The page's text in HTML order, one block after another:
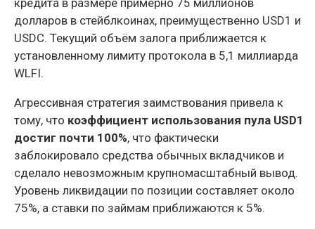
долларов в стейблкоинах, преимущественно USD1 и
USDC. Текущий объём залога приближается к
установленному лимиту протокола в 5,1 миллиарда
WLFI.
Агрессивная стратегия заимствования привела к
тому, что коэффициент использования пула USD1
достиг почти 100%, что фактически
заблокировало средства обычных вкладчиков и
сделало невозможным крупномасштабный вывод.
Уровень ликвидации по позиции составляет около
75%, а ставки по займам приближаются к 5%.